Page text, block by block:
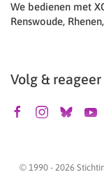
We bedienen met
Renswoude,
Volg & reageer
© 1990 - 2026